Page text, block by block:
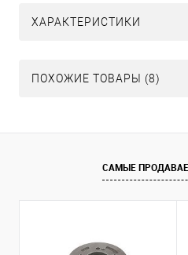
ХАРАКТЕРИСТИКИ
ПОХОЖИЕ ТОВАРЫ (8)
САМЫЕ